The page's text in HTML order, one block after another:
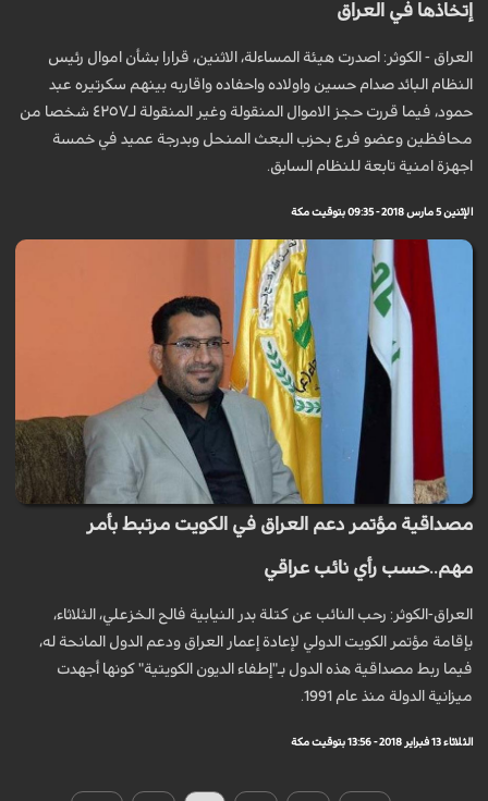
إتخاذها في العراق
العراق - الكوثر: اصدرت هيئة المساءلة، الاثنين، قرارا بشأن اموال رئيس
النظام البائد صدام حسين واولاده واحفاده واقاربه بينهم سكرتيره عبد
حمود، فيما قررت حجز الاموال المنقولة وغير المنقولة لـ٤٢٥٧ شخصا من
محافظين وعضو فرع ب‍حزب البعث المنحل وبدرجة عميد في خمسة
اجهزة امنية تابعة للنظام السابق.
الإثنين 5 مارس 2018 - 09:35 بتوقيت مكة
مصداقية مؤتمر دعم العراق في الكويت مرتبط بأمر
مهم..حسب رأي نائب عراقي
العراق-الكوثر: رحب النائب عن كتلة بدر النيابية فالح الخزعلي، الثلاثاء،
بإقامة مؤتمر الكويت الدولي لإعادة إعمار العراق ودعم الدول المانحة له،
فيما ربط مصداقية هذه الدول بـ"إطفاء الديون الكويتية" كونها أجهدت
ميزانية الدولة منذ عام 1991.
الثلاثاء 13 فبراير 2018 - 13:56 بتوقيت مكة